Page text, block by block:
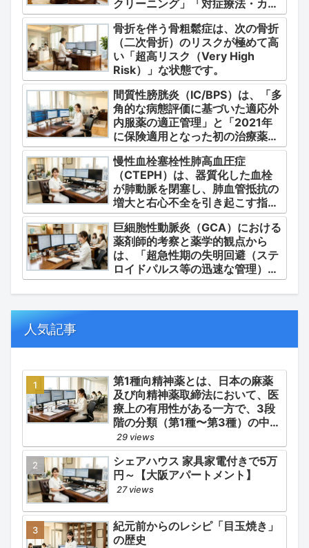
クリーニング」「対症療法・カク
テル療法の適正使用」「画期的な
新薬・DDSの動向」の3つの軸か
ら整理します。
骨折を伴う骨粗鬆症は、次の骨折
（二次骨折）のリスクが極めて高
い「超高リスク（Very High
Risk）」な状態です。
間質性膀胱炎（IC/BPS）は、「多
角的な病態評価に基づいた適応外
内服薬の適正管理」と「2021年
に保険適用となった初の治療薬で
あるジメチルスルホキシド
（DMSO）の安全かつ確実な調
剤・運用」に集約されます。
慢性血栓塞栓性肺高血圧症
（CTEPH）は、器質化した血栓
が肺動脈を閉塞し、肺血管抵抗の
増大と右心不全を引き起こす指定
難病（第4群肺高血圧症）です。
巨細胞性動脈炎（GCA）における
薬剤師的考察と薬学的観点から
は、「超急性期の失明回避（ステ
ロイドパルス等の迅速な管理）」
「再燃防止とステロイドの最小化
（トシリズマブやウパダシチニブ
の適正使用）」「長期ステロイド
となります。
人気記事
第1種向精神薬とは、日本の麻薬
及び向精神薬取締法において、医
療上の有用性がある一方で、3段
階の分類（第1種〜第3種）の中で
最も医療用としての濫用の危険性
が高く、有害作用が強いとされる
医薬品です。
29 views
シェアハウス 家具家電付きで5万
円～【大阪アパートメント】
27 views
紀元前からのレシピ「目玉焼き」
の歴史